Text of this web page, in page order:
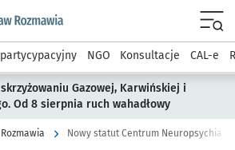
podserwis: Rozmawia
NGO Konsultacje CAL-e
Gazowej, Karwińskiej i
Od 8 sierpnia ruch wahadłowy
Nowy statut Centrum Neuropsychiatrii